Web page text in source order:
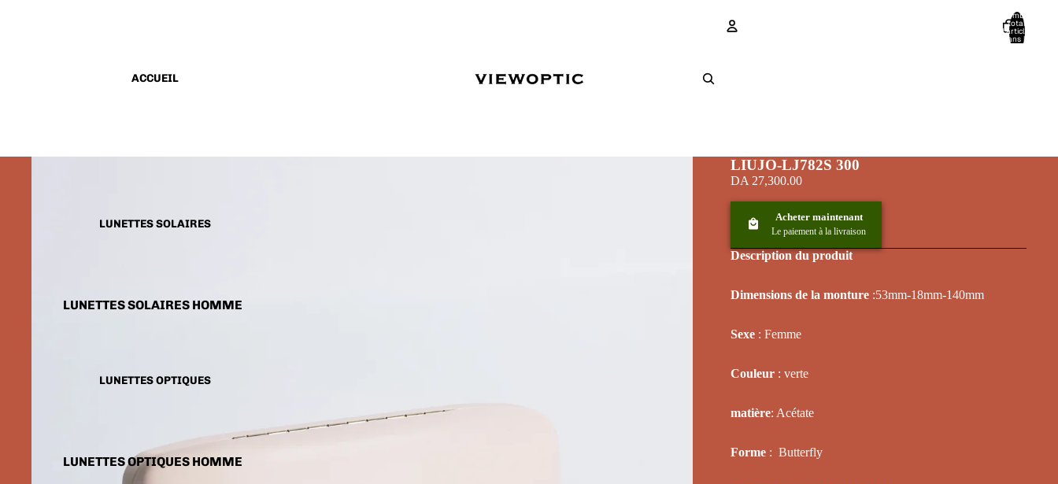
ACCUEIL
LUNETTES SOLAIRES
LUNETTES SOLAIRES HOMME
ENFANTSLUNETTES OPTIQUES
LUNETTES OPTIQUES HOMME
Nombre
total
d’articles
dans le
LIUJO-LJ782S 300
DA 27,300.00
Acheter maintenant
Le paiement à la livraison
Description du produit
Dimensions de la monture :53mm-18mm-140mm
Sexe : Femme
Couleur : verte
matière: Acétate
Forme : Butterfly